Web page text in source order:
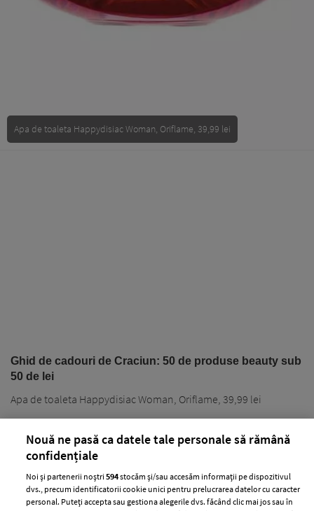
Apa de toaleta Happydisiac Woman, Oriflame, 39,99 lei
Ghid de cadouri de Craciun: 50 de produse beauty sub
50 de lei
Apa de toaleta Happydisiac Woman, Oriflame, 39,99 lei
Nouă ne pasă ca datele tale personale să rămână
confidențiale
Noi și partenerii noștri594stocăm și/sau accesăm informații pe dispozitivul
dvs., precum identificatorii cookie unici pentru prelucrarea datelor cu caracter
personal. Puteți accepta sau gestiona alegerile dvs. făcând clic mai jos sau în